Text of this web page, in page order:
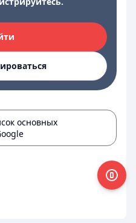
основных